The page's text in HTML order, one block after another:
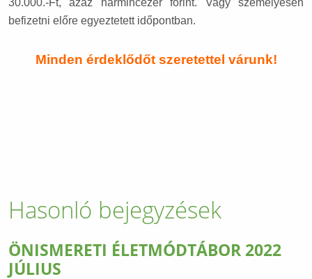
30.000.-Ft, azaz harmincezer forint. Vagy személyesen
befizetni előre egyeztetett időpontban.
Minden érdeklődőt szeretettel várunk!
Hasonló bejegyzések
ÖNISMERETI ÉLETMÓDTÁBOR 2022
JÚLIUS